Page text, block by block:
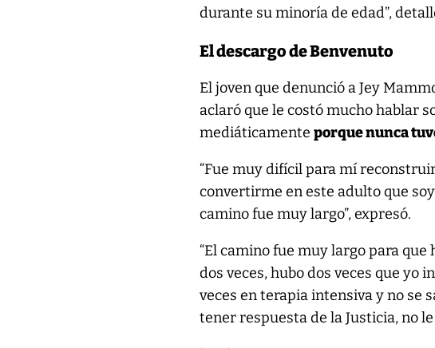
durante su minoría de edad”,
El descargo de Benvenuto
El joven que denunció a Jey
aclaró que le costó mucho hablar
mediáticamenteporque nunca
“Fue muy difícil para mí
convertirme en este adulto que
camino fue muy largo”, expresó.
“El camino fue muy largo para
dos veces, hubo dos veces que yo
veces en terapia intensiva y no se
tener respuesta de la Justicia, no